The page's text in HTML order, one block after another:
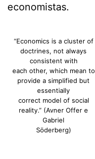
economistas.
“Economics is a cluster of
doctrines, not always
consistent with
each other, which mean to
provide a simplified but
essentially
correct model of social
reality.” (Avner Offer e
Gabriel
Söderberg)